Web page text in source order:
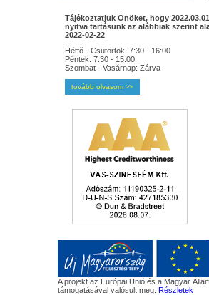
Tájékoztatjuk Önöket, hogy
nyitva tartásunk az alábbiak szerint
2022-02-22
Hétfõ - Csütörtök: 7:30 - 16:00
Péntek: 7:30 - 15:00
Szombat - Vasárnap: Zárva
tovább olvasom >>
A projekt az Európai Unió és a Magyar
támogatásával valósult meg. Részletek